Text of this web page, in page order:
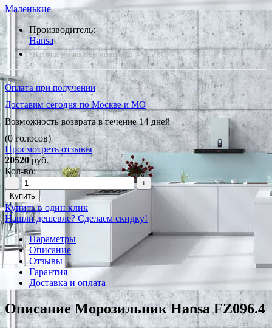
Маленькие
Производитель:
Hansa
*Наличие уточняйте у менеджера
Оплата при получении
Доставим сегодня по Москве и МО
Возможность возврата в течение 14 дней
(0 голосов)
Просмотреть отзывы
20520руб.
Кол-во:
−
+
Купить
Купить в один клик
Нашли дешевле? Сделаем скидку!
Параметры
Описание
Отзывы
Гарантия
Доставка и оплата
Описание Морозильник Hansa FZ096.4